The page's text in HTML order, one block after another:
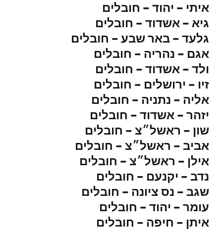
איתי – יהוד – חובלים
גיא – אשדוד – חובלים
גלעד – באר שבע – חובלים
אגם – נהריה – חובלים
ולד – אשדוד – חובלים
זיו – ירושלים – חובלים
אליה – נתניה – חובלים
יזהר – אשדוד – חובלים
שון – ראשל״צ – חובלים
אביב – ראשל״צ – חובלים
אילן – ראשל״צ – חובלים
נדב – יקנעם – חובלים
שגב – נס ציונה – חובלים
עומר – יהוד – חובלים
איתן – חיפה – חובלים